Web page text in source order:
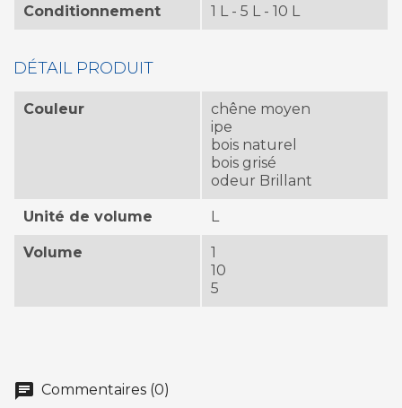
Conditionnement 1 L - 5 L - 10 L
DÉTAIL PRODUIT
Couleur
chêne moyen
ipe
bois naturel
bois grisé
odeur Brillant
Unité de volume L
Volume
1
10
5
chat Commentaires (0)